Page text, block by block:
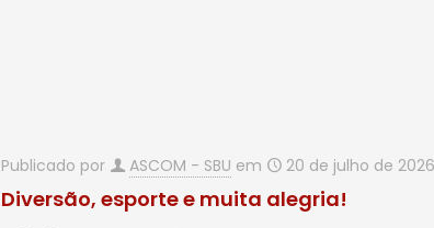
Publicado por ASCOM - SBU em 20 de julho de 2026
Diversão, esporte e muita alegria!